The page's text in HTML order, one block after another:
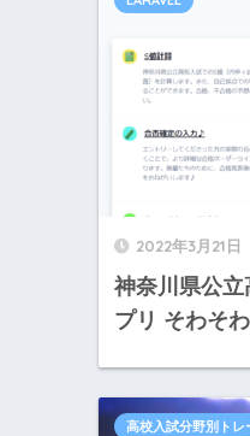
2022年3月21日
神奈川県公
プリ そわそ
高校入試分野別トレ